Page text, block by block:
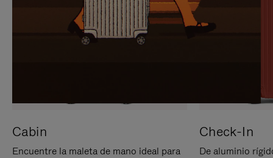
Cabin
Encuentre la maleta de mano ideal para
Check-In
De aluminio